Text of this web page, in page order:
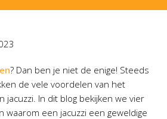
? Dan ben je niet de enige! Steeds
de vele voordelen van het
jacuzzi. In dit blog bekijken we vier
een jacuzzi een geweldige